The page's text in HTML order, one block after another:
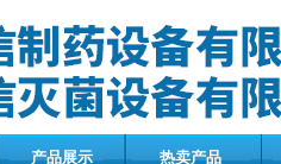
产品展示 热卖产品